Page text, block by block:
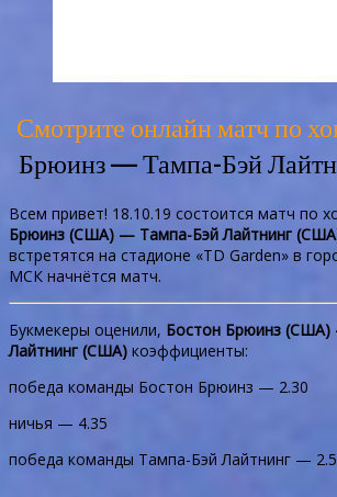
Смотрите онлайн матч по
Брюинз — Тампа-Бэй
Всем привет! 18.10.19 состоится матч по
Брюинз (США) — Тампа-Бэй Лайтнинг
встретятся на стадионе «TD Garden» в
МСК начнётся матч.
Букмекеры оценили, Бостон Брюинз
Лайтнинг (США) коэффициенты:
победа команды Бостон Брюинз — 2.30
ничья — 4.35
победа команды Тампа-Бэй Лайтнинг —